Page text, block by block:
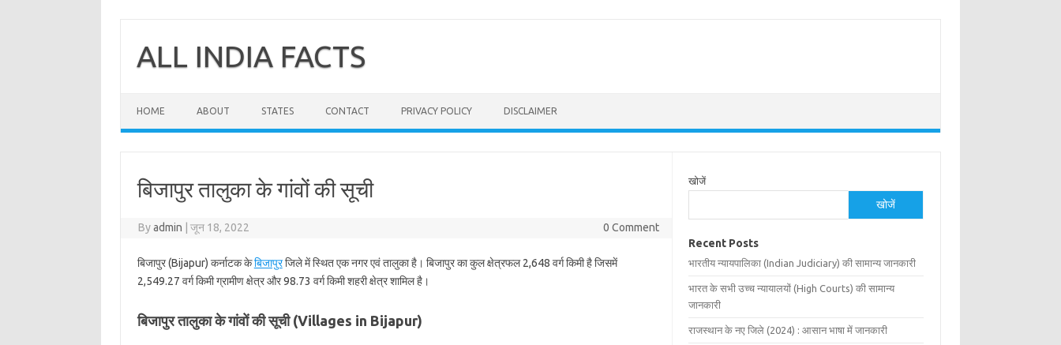
contentALL INDIA FACTS
HOME ABOUT STATES CONTACT PRIVACY POLICY DISCLAIMER
बिजापुर तालुका के गांवों की सूची
Byadmin जून 18, 2022 0 Comment
बिजापुर (Bijapur) कर्नाटक केबिजापुरजिले में स्थित एक नगर एवं तालुका है। बिजापुर का कुल क्षेत्रफल 2,648 वर्ग किमी है जिसमें
2,549.27 वर्ग किमी ग्रामीण क्षेत्र और 98.73 वर्ग किमी शहरी क्षेत्र शामिल है।
बिजापुर तालुका के गांवों की सूची (Villages in Bijapur)
खोजें
खोजें
Recent Posts
भारतीय न्यायपालिका (Indian Judiciary) की सामान्य जानकारी
भारत के सभी उच्च न्यायालयों (High Courts) की सामान्य
जानकारी
राजस्थान के नए जिले (2024) : आसान भाषा में जानकारी